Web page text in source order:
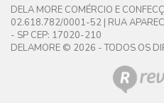
DELA MORE COMÉRCIO E
02.618.782/0001-52 | RUA
- SP CEP: 17020-210
DELAMORE © 2026 - TODOS OS